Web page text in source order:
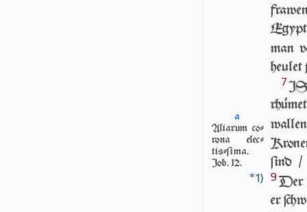
man
a
Aliarum co­
ro­na elec­
tiſ­ſi­ma.
Iob. 12.
*1)
7
ſind
9Der
er